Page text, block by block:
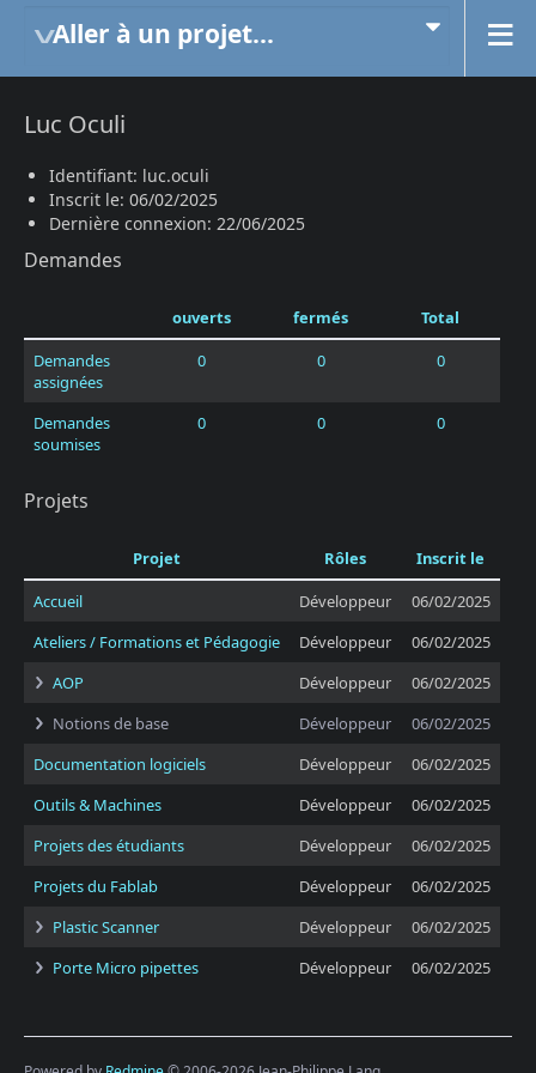
Aller à un projet...
Luc Oculi
Identifiant: luc.oculi
Inscrit le: 06/02/2025
Dernière connexion: 22/06/2025
Demandes
ouverts fermés
Total
Demandes
assignées
0 0 0
Demandes
soumises
0 0 0
Projets
Projet Rôles
Inscrit le
Accueil
Développeur
06/02/2025
Ateliers / Formations et Pédagogie
Développeur
06/02/2025
AOP
Développeur
06/02/2025
Notions de base
Développeur
06/02/2025
Documentation logiciels
Développeur
06/02/2025
Outils & Machines
Développeur
06/02/2025
Projets des étudiants
Développeur
06/02/2025
Projets du Fablab
Développeur
06/02/2025
Plastic Scanner
Développeur
06/02/2025
Porte Micro pipettes
Développeur 06/02/2025